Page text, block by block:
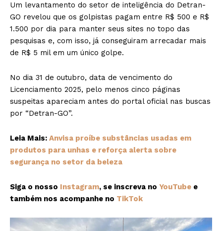
Um levantamento do setor de inteligência do Detran-
GO revelou que os golpistas pagam entre R$ 500 e R$
1.500 por dia para manter seus sites no topo das
pesquisas e, com isso, já conseguiram arrecadar mais
de R$ 5 mil em um único golpe.
No dia 31 de outubro, data de vencimento do
Licenciamento 2025, pelo menos cinco páginas
suspeitas apareciam antes do portal oficial nas buscas
por “Detran-GO”.
Leia Mais: Anvisa proíbe substâncias usadas em
produtos para unhas e reforça alerta sobre
segurança no setor da beleza
Siga o nosso Instagram, se inscreva no YouTube e
também nos acompanhe no TikTok